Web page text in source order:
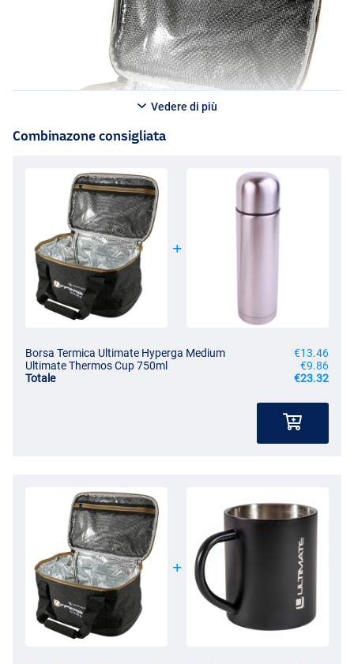
Vedere di più
Combinazone consigliata
Borsa Termica Ultimate Hyperga Medium
€13.46
Ultimate Thermos Cup 750ml
€9.86
Totale
€23.32